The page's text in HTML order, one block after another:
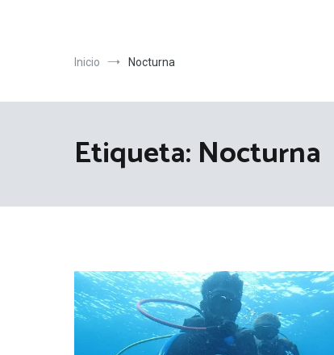
Inicio Nocturna
Etiqueta: Nocturna